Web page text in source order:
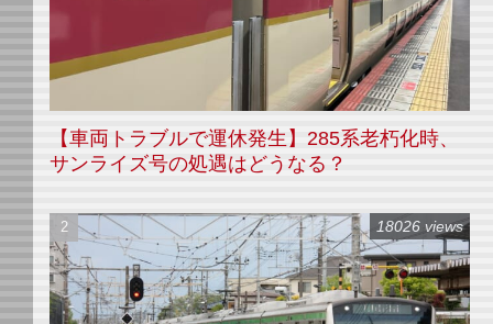
【車両トラブルで運休発生】285系老朽化時、
サンライズ号の処遇はどうなる？
18026 views